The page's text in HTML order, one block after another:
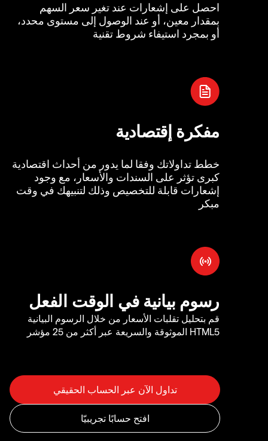
احصل على إشعارات عند تغير سعر السهم
بمقدار معين، أو عند الوصول إلى مستوى محدد،
أو بمجرد استيفاء شروط تقنية
مفكرة إقتصادية
خطط تداولاتك وفقا لما يدور من أحداث اقتصادية
كبرى تؤثر على السندات والأسعار، مع وجود
إشعارات قابلة للتخصيص وذلك لتنبيهك في وقت
مبكر
رسوم بيانية في الوقت الفعل
قم بتحليل تقلبات الأسعار من خلال الرسوم البيانية
HTML5 الموثوقة والسريعة عبر أكثر من 25 مؤشر